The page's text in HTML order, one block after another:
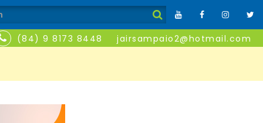
(84) 9 8173 8448 jairsampaio2@hotmail.com